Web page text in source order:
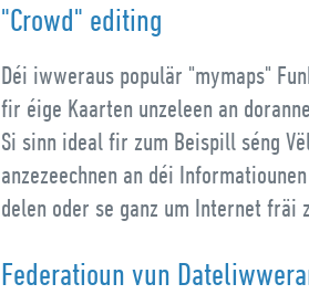
"Crowd" editing
Déi iwweraus populär "mymaps"
fir éige Kaarten unzeleen an
Si sinn ideal fir zum Beispill séng
anzezeechnen an déi
delen oder se ganz um Internet fräi
Federatioun vun